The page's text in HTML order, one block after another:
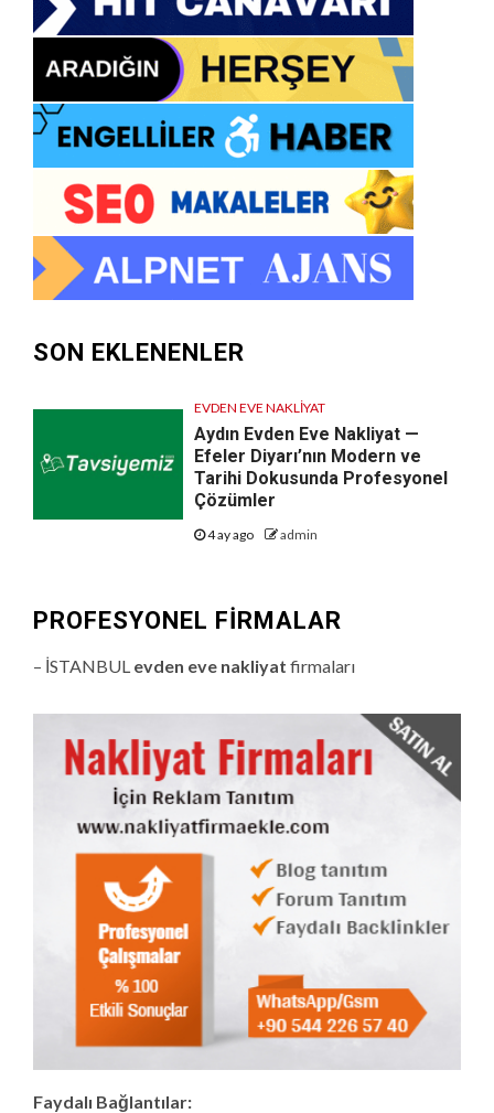
SON EKLENENLER
EVDEN EVE NAKLIYAT
Aydın Evden Eve Nakliyat —
Efeler Diyarı’nın Modern ve
Tarihi Dokusunda Profesyonel
Çözümler
4 ay ago admin
PROFESYONEL FIRMALAR
– İSTANBUL evden eve nakliyat firmaları
Faydalı Bağlantılar: